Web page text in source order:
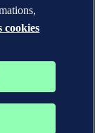
cookies